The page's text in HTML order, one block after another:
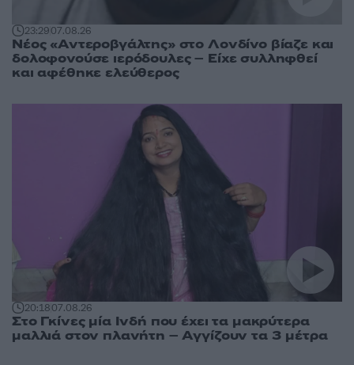
23:2907.08.26
Νέος «Αντεροβγάλτης» στο Λονδίνο βίαζε και
δολοφονούσε ιερόδουλες – Είχε συλληφθεί
και αφέθηκε ελεύθερος
20:1807.08.26
Στο Γκίνες μία Ινδή που έχει τα μακρύτερα
μαλλιά στον πλανήτη – Αγγίζουν τα 3 μέτρα